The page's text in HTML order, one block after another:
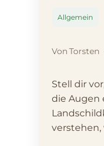
Allgemein
Von Torsten
Stell dir
die Augen
verstehen,